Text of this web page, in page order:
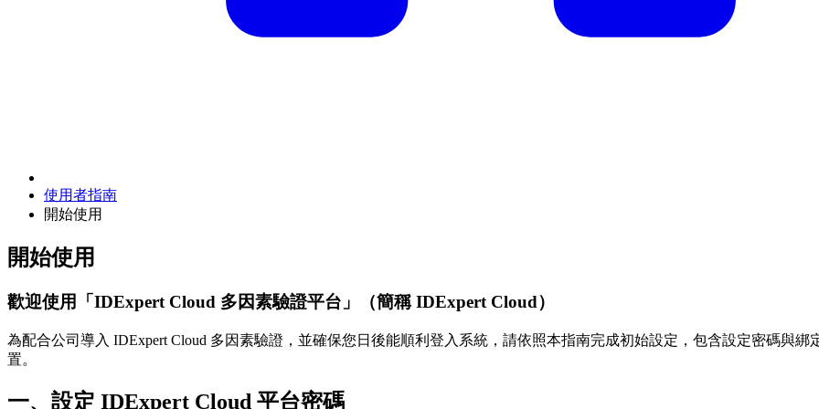
使用者指南
開始使用
開始使用
歡迎使用「IDExpert Cloud 多因素驗證平台」（簡稱 IDExpert Cloud）
為配合公司導入 IDExpert Cloud 多因素驗證，並確保您日後能順利登入系統，請依照本指南完成初始設定，包含設定密碼與綁
置。
一、設定 IDExpert Cloud 平台密碼